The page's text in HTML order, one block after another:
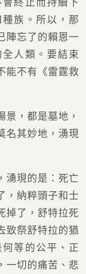
會終止而持續下
族。所以，那
陣忘了的賴恩一
人類。要結束
能不有《雷霆救
，都是墓地，
名其妙地，湧現
現的是：死亡
，納粹頭子和士
掉了，舒特拉死
致祭舒特拉的猶
等的公平、正
一切的痛苦、悲